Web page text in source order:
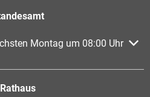
oder Schließzeiten
Montag um 08:00 Uhr
Rathaus